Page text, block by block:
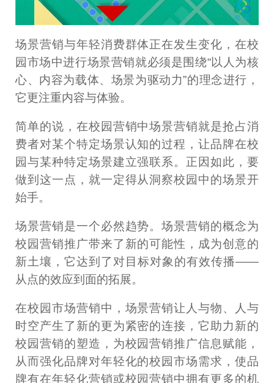
场景营销与年轻消费群体正在发生变化，在校
园市场中进行场景营销就必须是围绕“以人为核
心、内容为载体、场景为驱动力”的理念进行，
它更注重内容与体验。
简单的说，在校园营销中场景营销就是抢占消
费者对某个特定场景认知的过程，让品牌在校
园与某种特定场景建立强联系。正因如此，要
做到这一点，就一定得从洞察校园中的场景开
始手。
场景营销是一个必然趋势。场景营销的概念为
校园营销推广带来了新的可能性，成为创意的
新土壤，它达到了对目标对象的有效传播——
从点的效应到面的拓展。
在校园市场营销中，场景营销让人与物、人与
时空产生了新的更为紧密的连接，它助力新的
校园营销的塑造，为校园营销推广信息赋能，
从而强化品牌对年轻化的校园市场需求，使品
牌有在年轻化营销或校园营销中拥有更多的机